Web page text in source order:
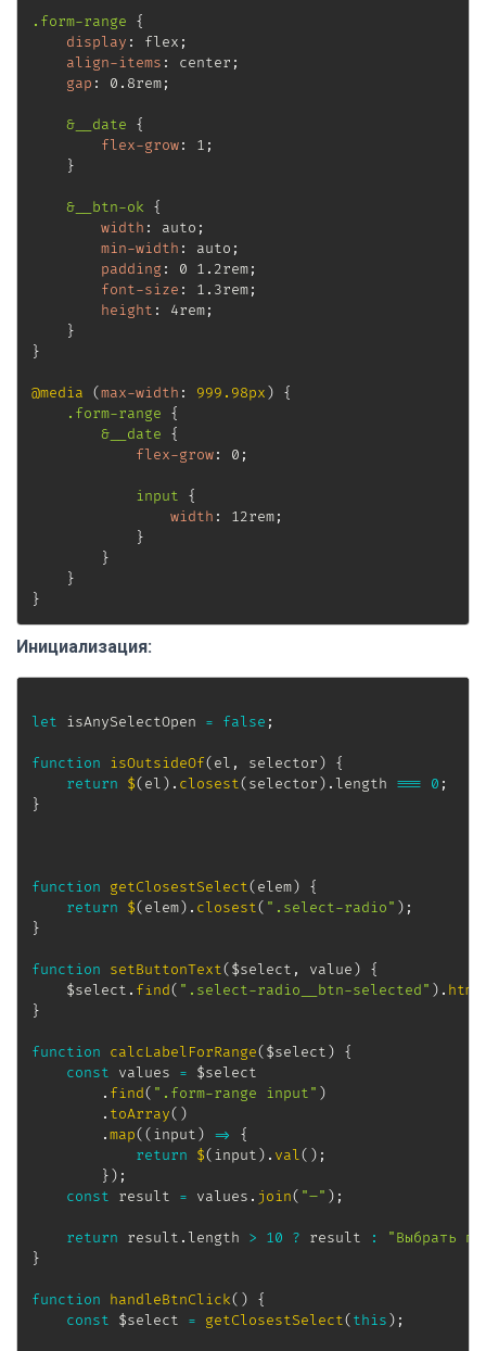
.form-range
{
display : flex ;
align-items : center ;
gap : 0.8rem;
&__date
{
flex-grow: 1 ;
}
&__btn-ok
{
width : auto ;
min-width : auto ;
padding: 0 1.2rem;
font-size : 1.3rem;
height : 4rem;
}
}
@media (max-width : 999.98px )
{
.form-range
{
&__date
{
flex-grow: 0 ;
input
{
width : 12rem;
}
}
}
}
Инициализация:
let isAnySelectOpen = false ;
function isOutsideOf(el , selector)
{
return
$(el) . closest(selector) . length === 0 ;
}
function getClosestSelect(elem)
{
return
$(elem) . closest( ".select-radio" ) ;
}
function setButtonText($select , value)
{
    $select
. find( ".select-radio__btn-selected" ) . html
}
function calcLabelForRange($select)
{
const values = $select
. find( ".form-range input" )
. toArray( )
.map((input) =>
{
return
$(input) . val( ) ;
}) ;
const result = values . join( "–" ) ;
return result . length > 10 ? result :
"Выбрать
}
function handleBtnClick( )
{
const $select = getClosestSelect(this) ;